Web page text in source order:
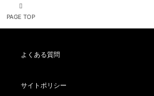
PAGE TOP
よくある質問
サイトポリシー